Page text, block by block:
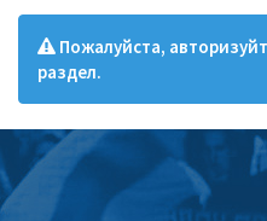
Пожалуйста,
раздел.